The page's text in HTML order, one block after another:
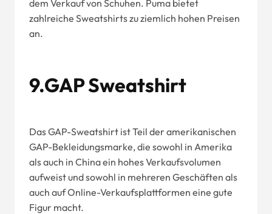
dem Verkauf von Schuhen. Puma bietet
zahlreiche Sweatshirts zu ziemlich hohen Preisen
an.
9.GAP Sweatshirt
Das GAP-Sweatshirt ist Teil der amerikanischen
GAP-Bekleidungsmarke, die sowohl in Amerika
als auch in China ein hohes Verkaufsvolumen
aufweist und sowohl in mehreren Geschäften als
auch auf Online-Verkaufsplattformen eine gute
Figur macht.